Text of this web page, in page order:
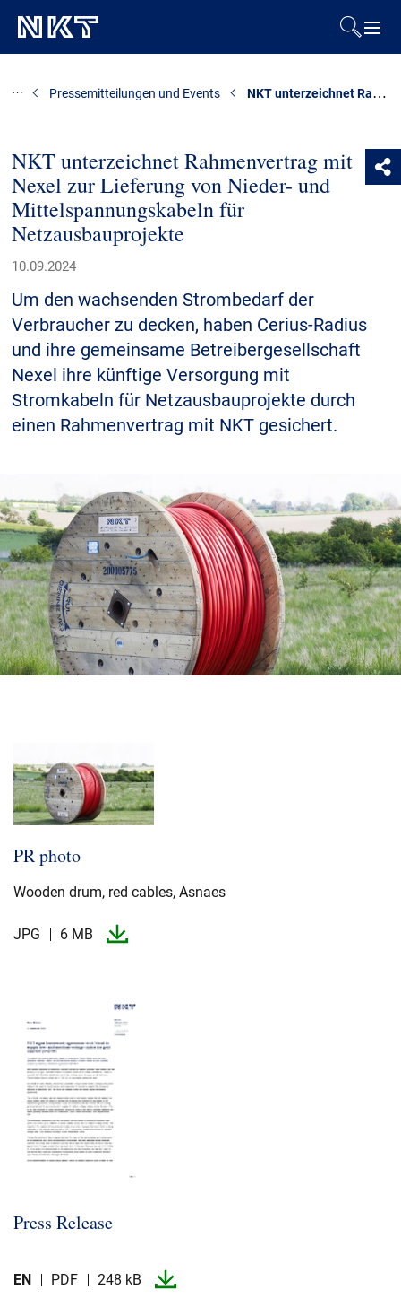
Downloads
Presse & Events
Nachhaltigkeit
Kontakt
NKT Webseiten
NKT unterzeichnet Rahmenvertrag mit
Nexel zur Lieferung von Nieder- und
Mittelspannungskabeln für
Netzausbauprojekte
10.09.2024
Um den wachsenden Strombedarf der
Verbraucher zu decken, haben Cerius-Radius
und ihre gemeinsame Betreibergesellschaft
Nexel ihre künftige Versorgung mit
Stromkabeln für Netzausbauprojekte durch
einen Rahmenvertrag mit NKT gesichert.
Pressemitteilungen und Events NKT unterzeichnet Rahmenvertrag mit Nexel zur Lieferung von Nieder- und Mittelspannungskabeln für Netzausbauprojekte
PR photo
Wooden drum, red cables, Asnaes
JPG 6 MB
Press Release
EN PDF 248 kB